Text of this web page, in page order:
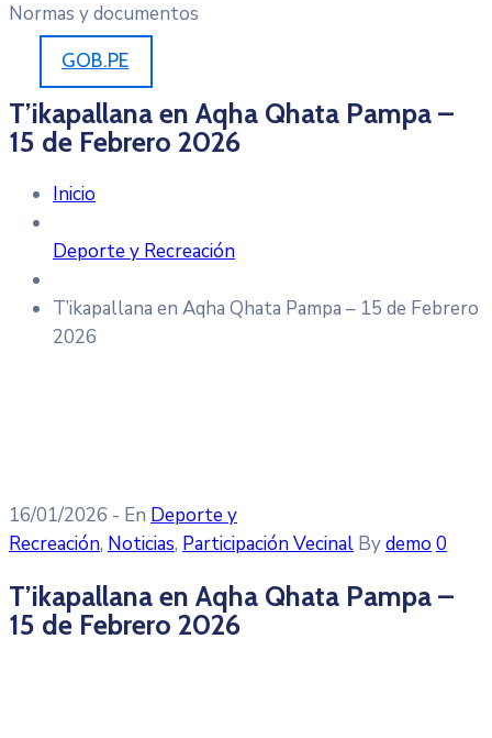
Normas y documentos
GOB.PE
T’ikapallana en Aqha Qhata Pampa –
15 de Febrero 2026
Inicio
Deporte y Recreación
T’ikapallana en Aqha Qhata Pampa – 15 de Febrero
2026
16/01/2026 - En Deporte y
Recreación‚ Noticias‚ Participación Vecinal Bydemo 0
T’ikapallana en Aqha Qhata Pampa –
15 de Febrero 2026